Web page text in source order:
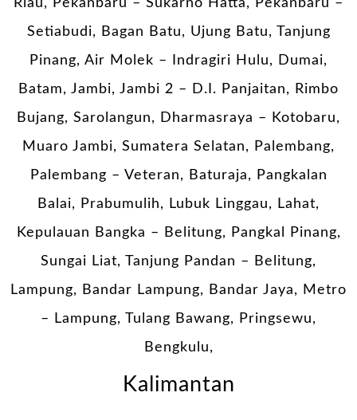
Riau, Pekanbaru – Sukarno Hatta, Pekanbaru –
Setiabudi, Bagan Batu, Ujung Batu, Tanjung
Pinang, Air Molek – Indragiri Hulu, Dumai,
Batam, Jambi, Jambi 2 – D.I. Panjaitan, Rimbo
Bujang, Sarolangun, Dharmasraya – Kotobaru,
Muaro Jambi, Sumatera Selatan, Palembang,
Palembang – Veteran, Baturaja, Pangkalan
Balai, Prabumulih, Lubuk Linggau, Lahat,
Kepulauan Bangka – Belitung, Pangkal Pinang,
Sungai Liat, Tanjung Pandan – Belitung,
Lampung, Bandar Lampung, Bandar Jaya, Metro
– Lampung, Tulang Bawang, Pringsewu,
Bengkulu,
Kalimantan